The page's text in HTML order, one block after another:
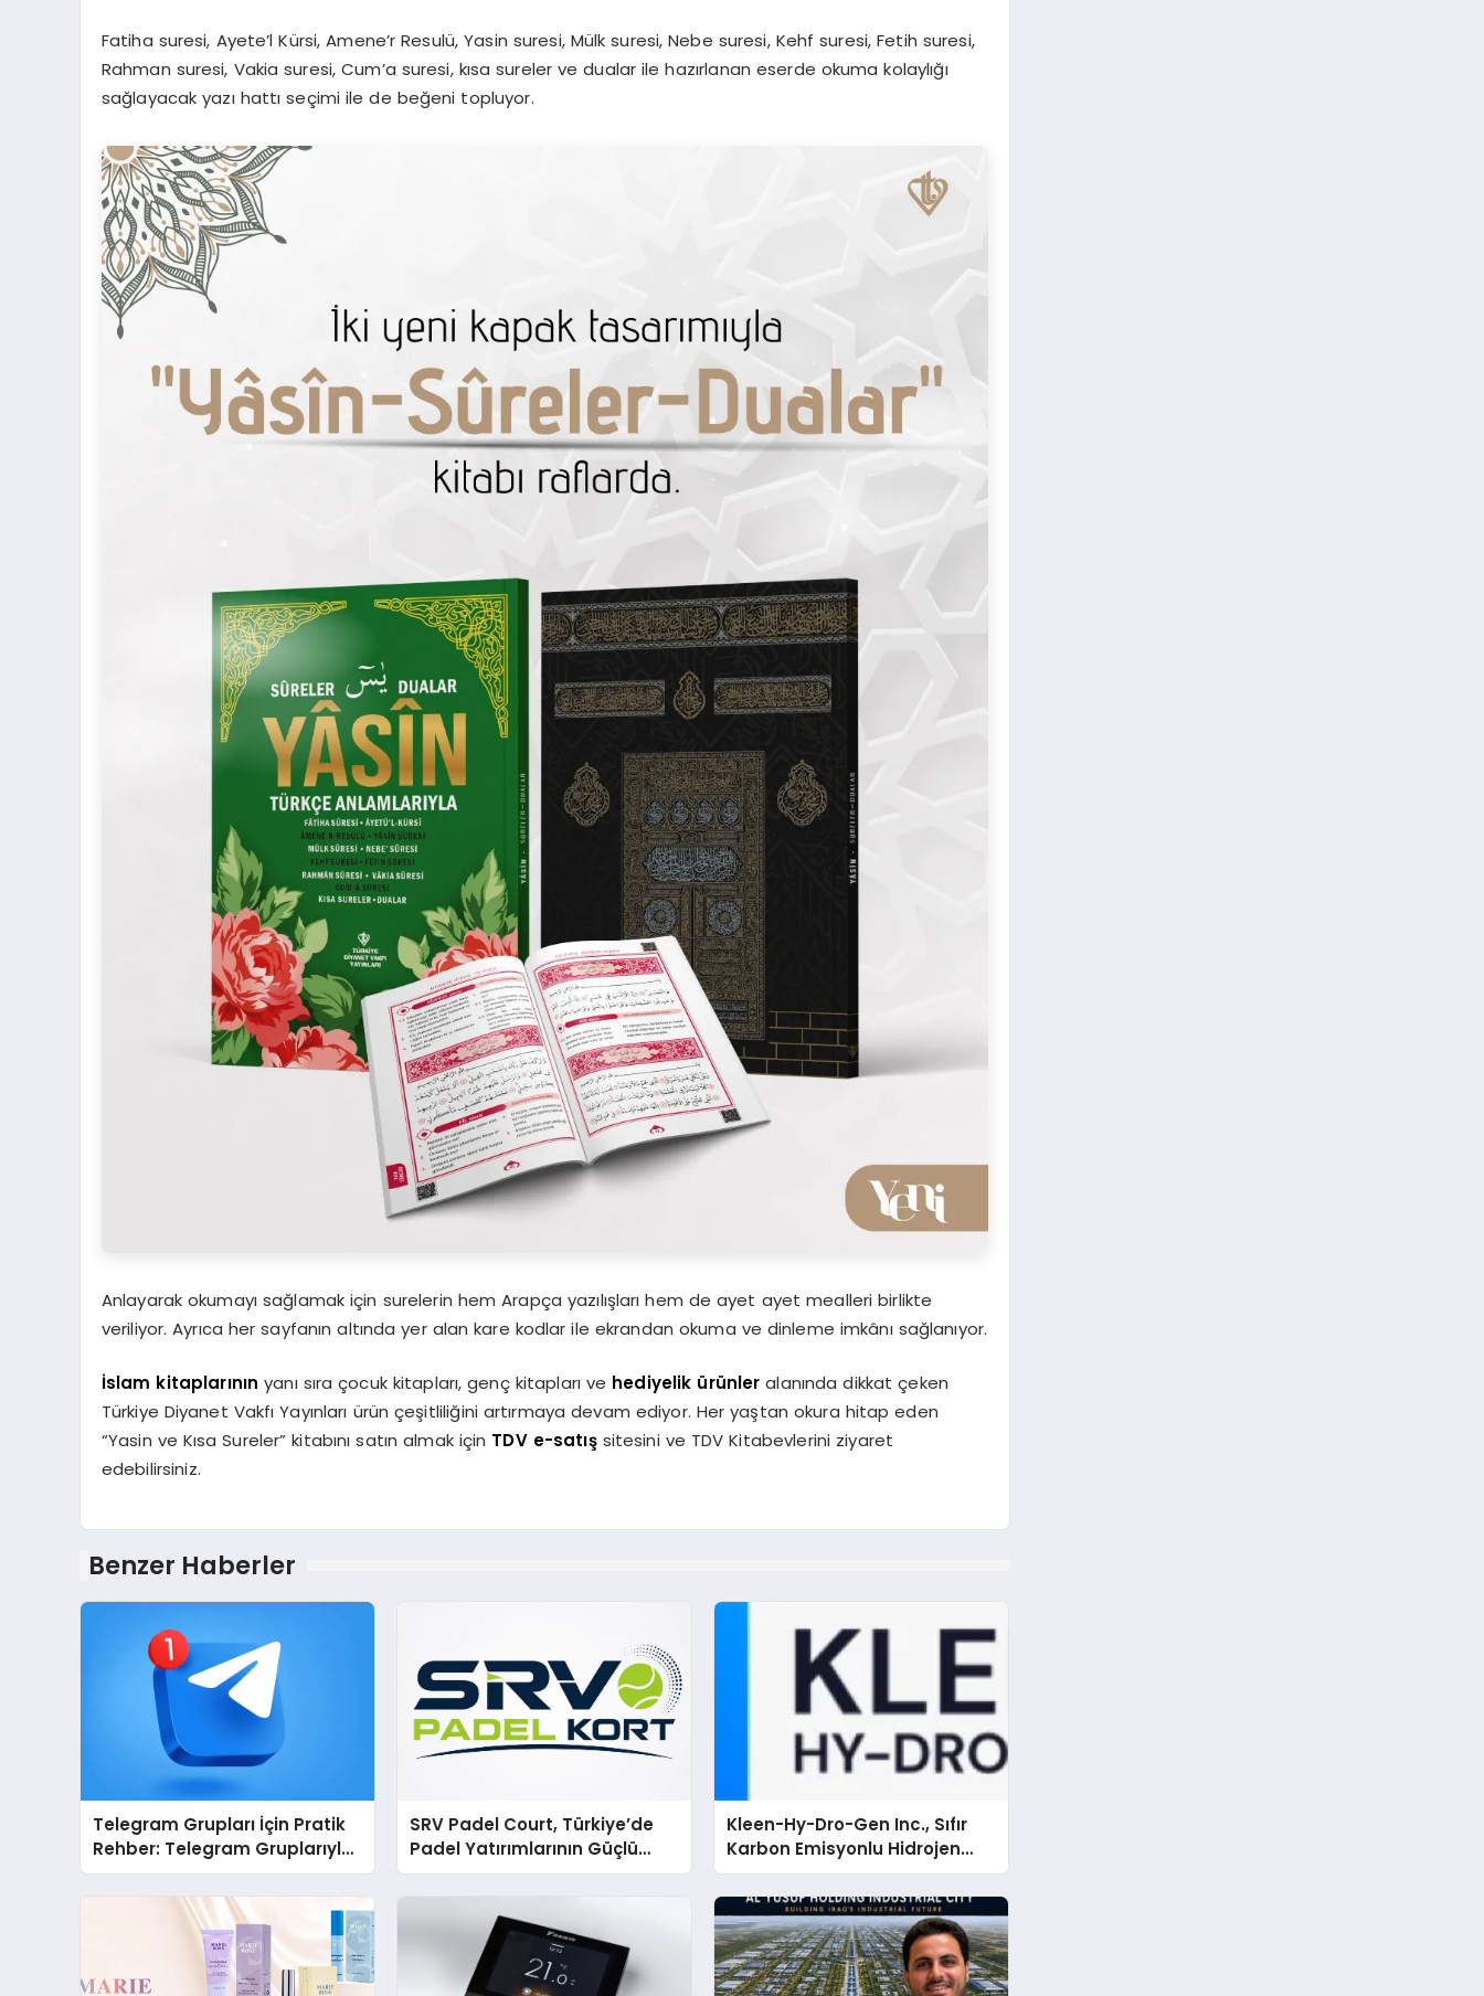
Fatiha suresi, Ayete’l Kürsi, Amene’r Resulü, Yasin suresi, Mülk suresi, Nebe suresi, Kehf suresi, Fetih suresi,
Rahman suresi, Vakia suresi, Cum’a suresi, kısa sureler ve dualar ile hazırlanan eserde okuma kolaylığı
sağlayacak yazı hattı seçimi ile de beğeni topluyor.
Anlayarak okumayı sağlamak için surelerin hem Arapça yazılışları hem de ayet ayet mealleri birlikte
veriliyor. Ayrıca her sayfanın altında yer alan kare kodlar ile ekrandan okuma ve dinleme imkânı sağlanıyor.
İslam kitaplarının yanı sıra çocuk kitapları, genç kitapları ve hediyelik ürünleralanında dikkat çeken
Türkiye Diyanet Vakfı Yayınları ürün çeşitliliğini artırmaya devam ediyor. Her yaştan okura hitap eden
“Yasin ve Kısa Sureler” kitabını satın almak için TDV e-satışsitesini ve TDV Kitabevlerini ziyaret
edebilirsiniz.
Benzer Haberler
Telegram Grupları İçin Pratik
Rehber: Telegram Gruplarıyla
Ortak İlgi Alanlarında Buluşun
SRV Padel Court, Türkiye’de
Padel Yatırımlarının Güçlü
Markası Olmayı Sürdürüyor
Kleen-Hy-Dro-Gen Inc., Sıfır
Karbon Emisyonlu Hidrojen
Isıtma Teknolojisinde ISO ve
TSSA Düzenleyici Onaylarını
Aldı